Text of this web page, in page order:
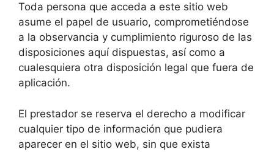
Toda persona que acceda a este sitio web
asume el papel de usuario, comprometiéndose
a la observancia y cumplimiento riguroso de las
disposiciones aquí dispuestas, así como a
cualesquiera otra disposición legal que fuera de
aplicación.
El prestador se reserva el derecho a modificar
cualquier tipo de información que pudiera
aparecer en el sitio web, sin que exista